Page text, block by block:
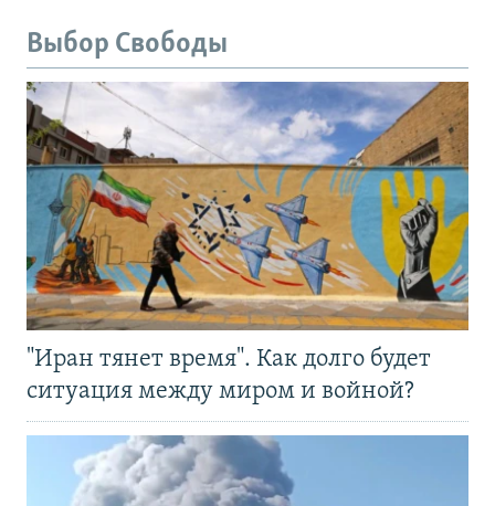
Выбор Свободы
"Иран тянет время". Как долго будет
ситуация между миром и войной?